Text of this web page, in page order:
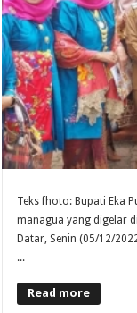
Teks fhoto: Bupati Eka
managua yang digelar
Datar, Senin (05/12/
...
Read more